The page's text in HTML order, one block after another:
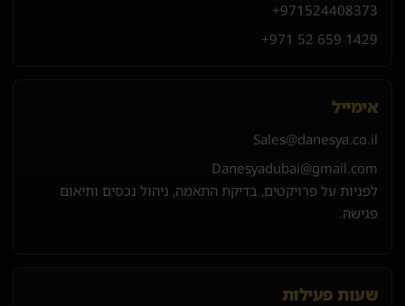
+971 524408373
+971 52 659 1429
אימייל
Sales@danesya.co.il
Danesyadubai@gmail.com
לפניות על פרויקטים, בדיקת התאמה, ניהול נכסים ותיאום
פגישה.
שעות פעילות